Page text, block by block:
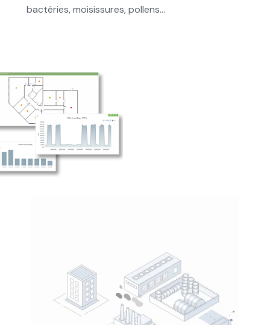
bactéries, moisissures, pollens…